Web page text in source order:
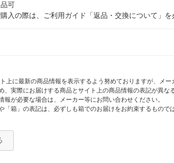
可
購入の際は、ご利用ガイド「返品・交換について」
上に最新の商品情報を表示するよう努めておりますが、メ
、実際にお届けする商品とサイト上の商品情報の表記が異
が必要な場合は、メーカー等にお問い合わせください。
「箱」の表記は、必ずしも箱でのお届けをお約束するもの